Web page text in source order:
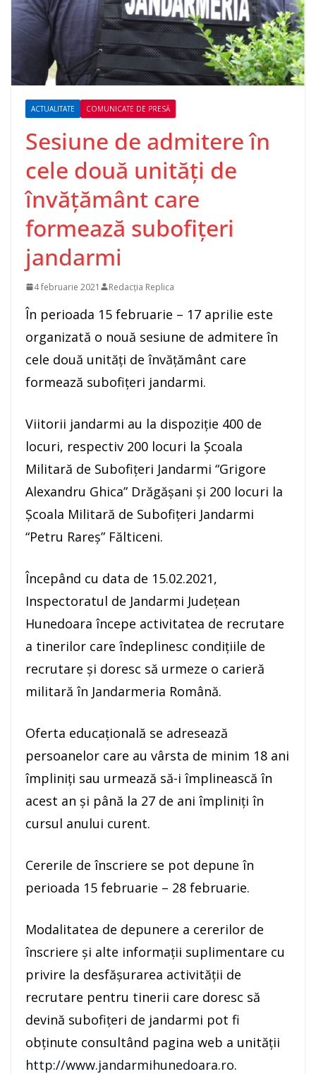
ACTUALITATE COMUNICATE DE PRESĂ
Sesiune de admitere în
cele două unități de
învățământ care
formează subofițeri
jandarmi
4 februarie 2021 Redacția Replica
În perioada 15 februarie – 17 aprilie este
organizată o nouă sesiune de admitere în
cele două unități de învățământ care
formează subofițeri jandarmi.
Viitorii jandarmi au la dispoziție 400 de
locuri, respectiv 200 locuri la Școala
Militară de Subofițeri Jandarmi “Grigore
Alexandru Ghica” Drăgășani și 200 locuri la
Școala Militară de Subofițeri Jandarmi
“Petru Rareș” Fălticeni.
Începând cu data de 15.02.2021,
Inspectoratul de Jandarmi Județean
Hunedoara începe activitatea de recrutare
a tinerilor care îndeplinesc condițiile de
recrutare și doresc să urmeze o carieră
militară în Jandarmeria Română.
Oferta educațională se adresează
persoanelor care au vârsta de minim 18 ani
împliniți sau urmează să-i împlinească în
acest an și până la 27 de ani împliniți în
cursul anului curent.
Cererile de înscriere se pot depune în
perioada 15 februarie – 28 februarie.
Modalitatea de depunere a cererilor de
înscriere și alte informații suplimentare cu
privire la desfășurarea activității de
recrutare pentru tinerii care doresc să
devină subofițeri de jandarmi pot fi
obținute consultând pagina web a unității
http://www.jandarmihunedoara.ro.